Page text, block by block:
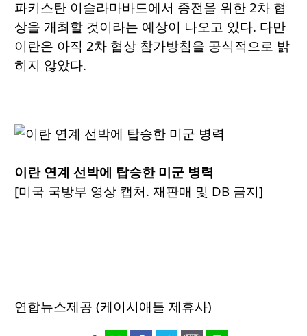
파키스탄 이슬라마바드에서 종전을 위한 2차 협
상을 개최할 것이라는 예상이 나오고 있다. 다만
이란은 아직 2차 협상 참가방침을 공식적으로 밝
히지 않았다.
이란 연계 선박에 탑승한 미군 병력
[미국 국방부 영상 캡처. 재판매 및 DB 금지]
연합뉴스제공 (케이시애틀 제휴사)